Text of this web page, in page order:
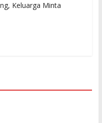
Keluarga Minta